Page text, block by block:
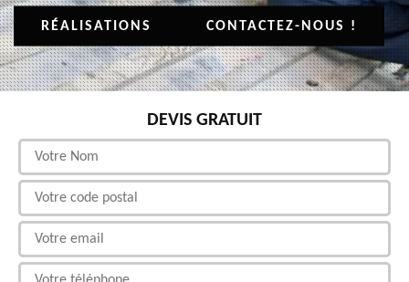
RÉALISATIONS CONTACTEZ-NOUS !
DEVIS GRATUIT